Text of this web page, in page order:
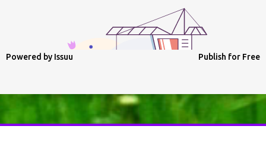
Powered by Issuu Publish for Free